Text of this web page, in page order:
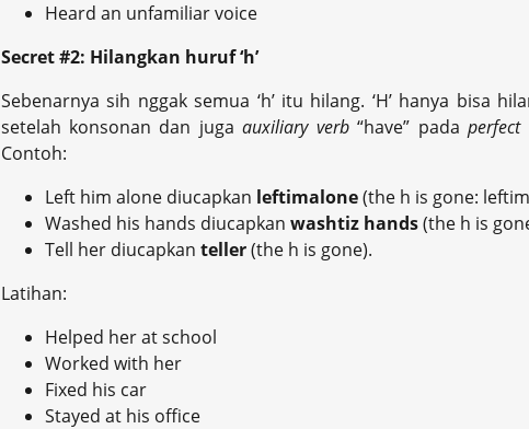
Heard an unfamiliar voice
Secret #2: Hilangkan huruf ‘h’
Sebenarnya sih nggak semua ‘h’ itu hilang. ‘H’ hanya bisa
setelah konsonan dan jugaauxiliary verb“have” pada
Contoh:
Left him alone diucapkan leftimalone(the h is gone:
Washed his hands diucapkan washtiz hands(the h is
Tell her diucapkan teller(the h is gone).
Latihan:
Helped her at school
Worked with her
Fixed his car
Stayed at his office